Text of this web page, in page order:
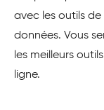
avec les outils
données. Vous
les meilleurs
ligne.